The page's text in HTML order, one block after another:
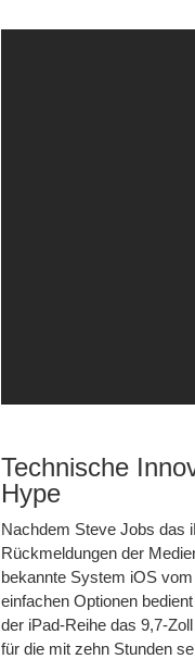
Technische
Hype
Nachdem Steve Jobs das
Rückmeldungen der
bekannte System iOS vom
einfachen Optionen
der iPad-Reihe das 9,7-
für die mit zehn Stunden